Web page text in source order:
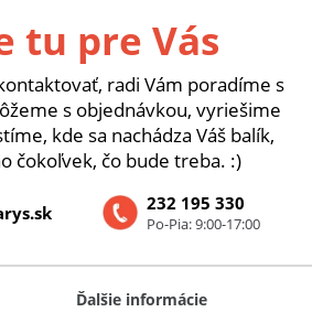
tu pre Vás
radi Vám poradíme s
s objednávkou, vyriešime
kde sa nachádza Váš balík,
čokoľvek, čo bude treba. :)
232 195 330
Po-Pia: 9:00-17:00
Ďalšie informácie